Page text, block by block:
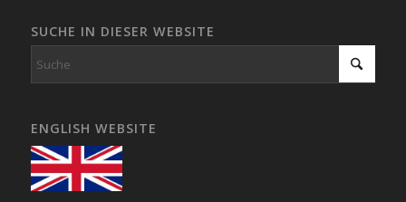
SUCHE IN DIESER WEBSITE
ENGLISH WEBSITE